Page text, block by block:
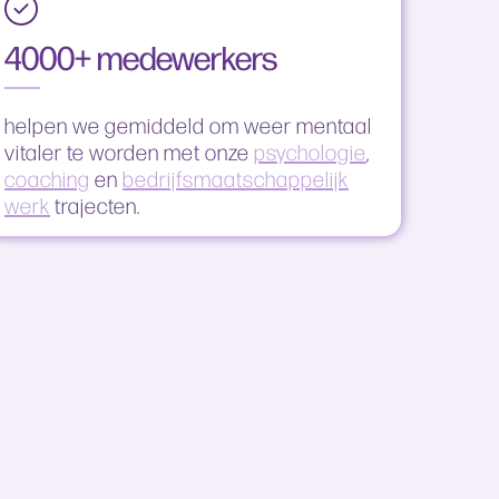
4000+ medewerkers
helpen we gemiddeld om weer mentaal
vitaler te worden met onze psychologie,
coaching en bedrijfsmaatschappelijk
werk trajecten.